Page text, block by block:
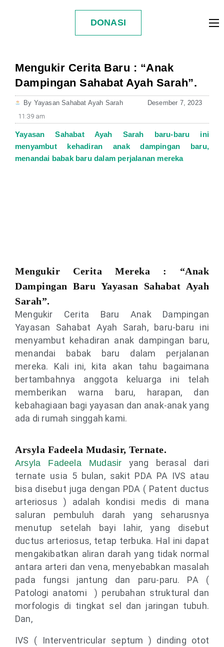
DONASI
Mengukir Cerita Baru : “Anak
Dampingan Sahabat Ayah Sarah”.
By Yayasan Sahabat Ayah Sarah
Desember 7, 2023
11:39 am
Yayasan Sahabat Ayah Sarah baru-baru ini
menyambut kehadiran anak dampingan baru,
menandai babak baru dalam perjalanan mereka
Mengukir Cerita Mereka : “Anak
Dampingan Baru Yayasan Sahabat Ayah
Sarah”.
Mengukir Cerita Baru Anak Dampingan
Yayasan Sahabat Ayah Sarah, baru-baru ini
menyambut kehadiran anak dampingan baru,
menandai babak baru dalam perjalanan
mereka. Kali ini, kita akan tahu bagaimana
bertambahnya anggota keluarga ini telah
memberikan warna baru, harapan, dan
kebahagiaan bagi yayasan dan anak-anak yang
ada di rumah singgah kami.
Arsyla Fadeela Mudasir, Ternate.
Arsyla Fadeela Mudasir yang berasal dari
ternate usia 5 bulan, sakit PDA PA IVS atau
bisa disebut juga dengan PDA ( Patent ductus
arteriosus ) adalah kondisi medis di mana
saluran pembuluh darah yang seharusnya
menutup setelah bayi lahir, yang disebut
ductus arteriosus, tetap terbuka. Hal ini dapat
mengakibatkan aliran darah yang tidak normal
antara arteri dan vena, menyebabkan masalah
pada fungsi jantung dan paru-paru. PA (
Patologi anatomi ) perubahan struktural dan
morfologis di tingkat sel dan jaringan tubuh.
Dan,
IVS ( Interventricular septum ) dinding otot